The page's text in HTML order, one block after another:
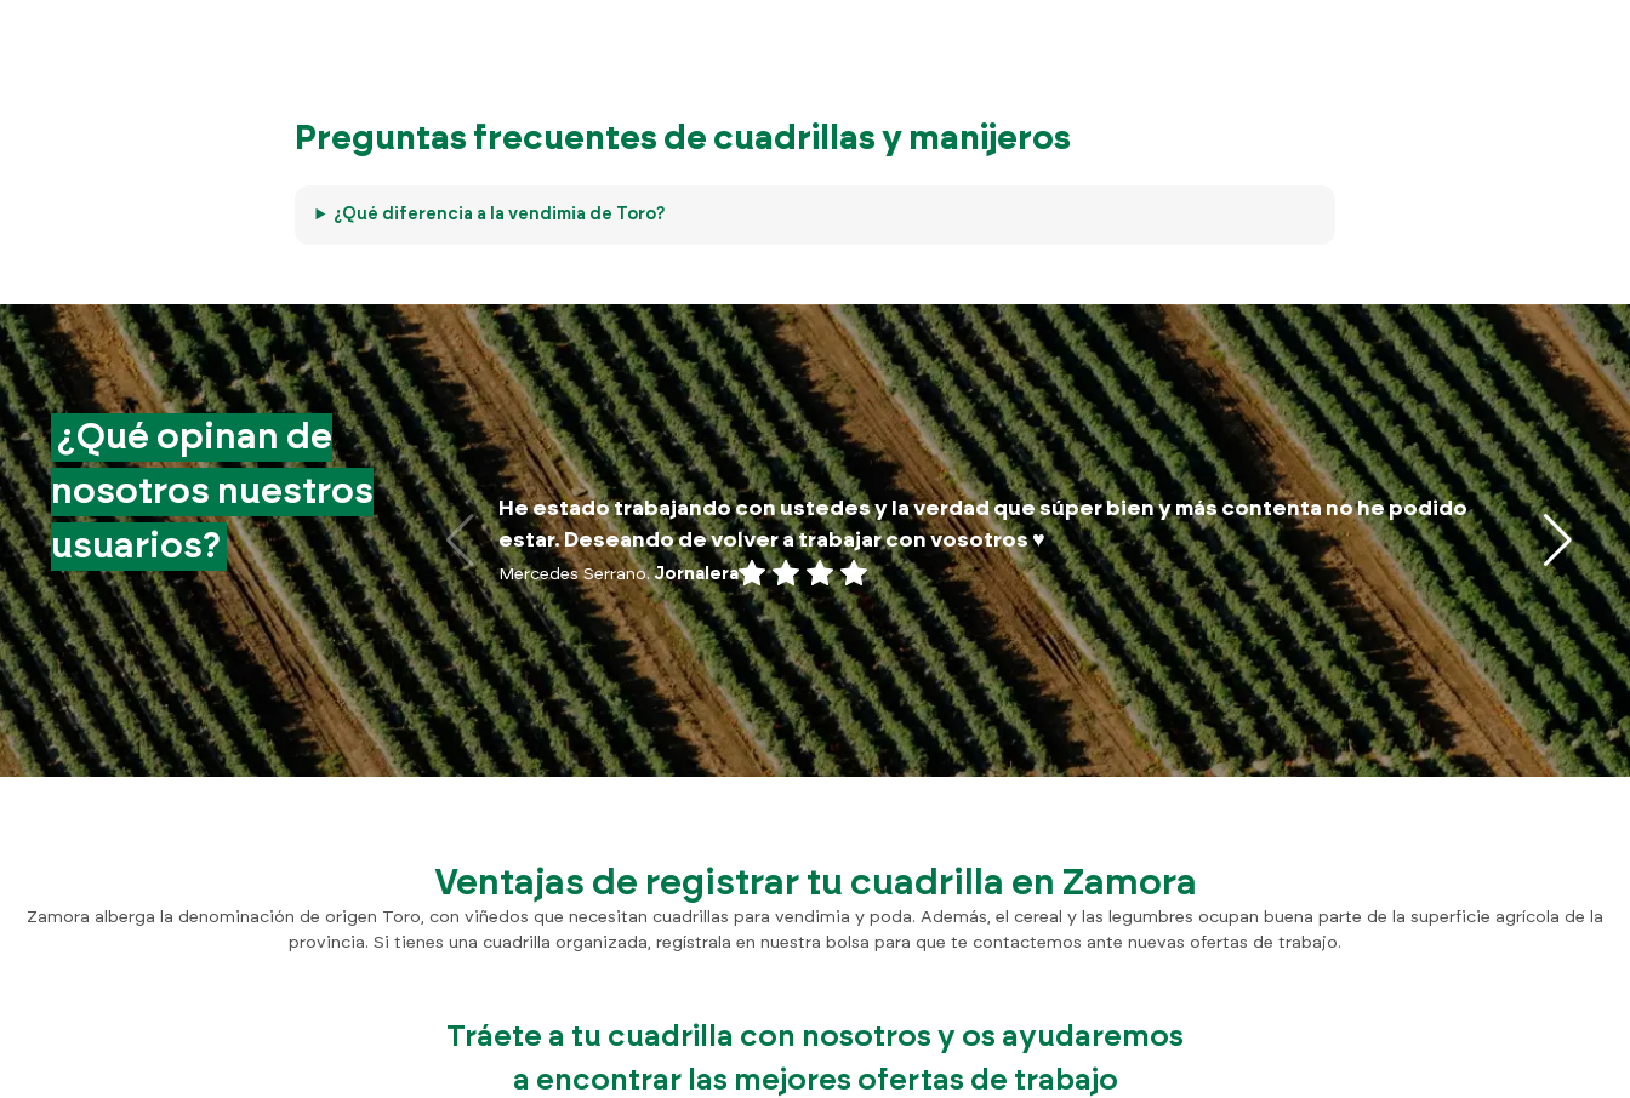
Preguntas frecuentes de cuadrillas y manijeros
¿Qué diferencia a la vendimia de Toro?
¿Qué opinan de
nosotros nuestros
usuarios?
He estado trabajando con ustedes y la verdad que súper bien y más contenta no he podido
estar. Deseando de volver a trabajar con vosotros ♥️
Mercedes Serrano.Jornalera
Me he
Bazan.
Ventajas de registrar tu cuadrilla en Zamora
Zamora alberga la denominación de origen Toro, con viñedos que necesitan cuadrillas para vendimia y poda. Además, el cereal y las legumbres ocupan buena parte de la superficie agrícola de la
provincia. Si tienes una cuadrilla organizada, regístrala en nuestra bolsa para que te contactemos ante nuevas ofertas de trabajo.
Tráete a tu cuadrilla con nosotros y os ayudaremos
a encontrar las mejores ofertas de trabajo